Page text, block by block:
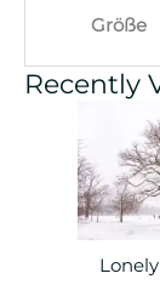
Größe
Recently